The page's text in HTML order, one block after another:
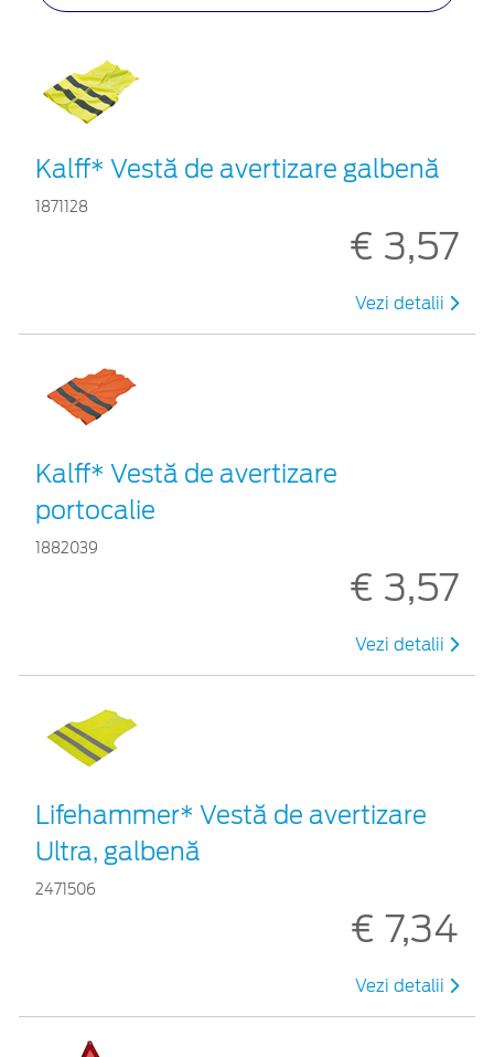
Kalff* Vestă de avertizare galbenă
1871128
€ 3,57
Vezi detalii
Kalff* Vestă de avertizare
portocalie
1882039
€ 3,57
Vezi detalii
Lifehammer* Vestă de avertizare
Ultra, galbenă
2471506
€ 7,34
Vezi detalii